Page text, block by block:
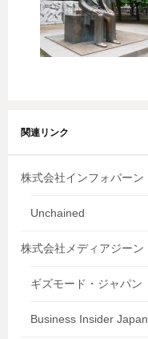
関連リンク
株式会社インフォバーン
Unchained
株式会社メディアジーン
ギズモード・ジャパン
Business Insider Japan